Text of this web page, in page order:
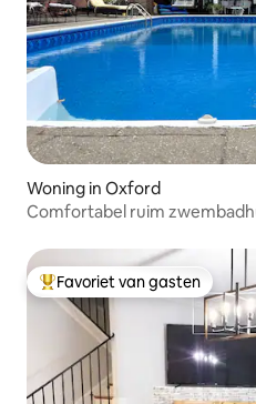
Woning in Oxford
Comfortabel ruim
Topfavoriet van gasten
Favoriet van gasten